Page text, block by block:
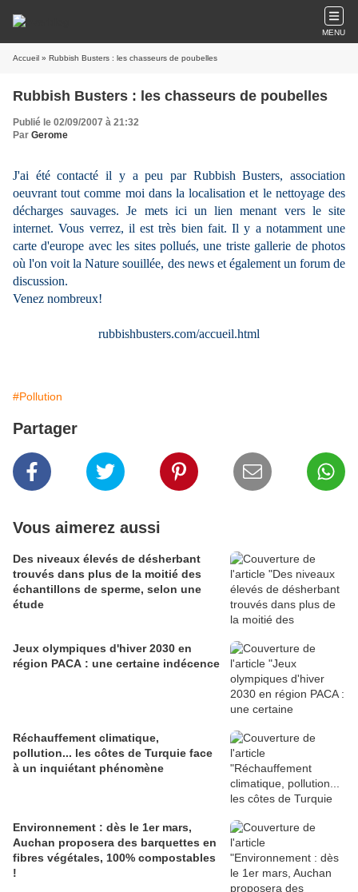
MENU
Accueil » Rubbish Busters : les chasseurs de poubelles
Rubbish Busters : les chasseurs de poubelles
Publié le 02/09/2007 à 21:32
Par Gerome
J'ai été contacté il y a peu par Rubbish Busters, association
oeuvrant tout comme moi dans la localisation et le nettoyage des
décharges sauvages. Je mets ici un lien menant vers le site
internet. Vous verrez, il est très bien fait. Il y a notamment une
carte d'europe avec les sites pollués, une triste gallerie de photos
où l'on voit la Nature souillée, des news et également un forum de
discussion.
Venez nombreux!
rubbishbusters.com/accueil.html
#Pollution
Partager
Vous aimerez aussi
Des niveaux élevés de désherbant
trouvés dans plus de la moitié des
échantillons de sperme, selon une
étude
Jeux olympiques d'hiver 2030 en
région PACA : une certaine indécence
Réchauffement climatique,
pollution... les côtes de Turquie face
à un inquiétant phénomène
Environnement : dès le 1er mars,
Auchan proposera des barquettes en
fibres végétales, 100% compostables
!